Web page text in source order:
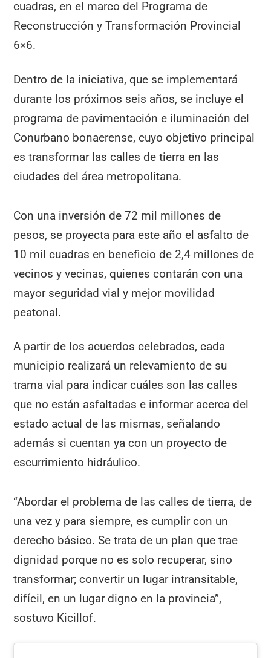
cuadras, en el marco del Programa de
Reconstrucción y Transformación Provincial
6×6.
Dentro de la iniciativa, que se implementará
durante los próximos seis años, se incluye el
programa de pavimentación e iluminación del
Conurbano bonaerense, cuyo objetivo principal
es transformar las calles de tierra en las
ciudades del área metropolitana.
Con una inversión de 72 mil millones de
pesos, se proyecta para este año el asfalto de
10 mil cuadras en beneficio de 2,4 millones de
vecinos y vecinas, quienes contarán con una
mayor seguridad vial y mejor movilidad
peatonal.
A partir de los acuerdos celebrados, cada
municipio realizará un relevamiento de su
trama vial para indicar cuáles son las calles
que no están asfaltadas e informar acerca del
estado actual de las mismas, señalando
además si cuentan ya con un proyecto de
escurrimiento hidráulico.
“Abordar el problema de las calles de tierra, de
una vez y para siempre, es cumplir con un
derecho básico. Se trata de un plan que trae
dignidad porque no es solo recuperar, sino
transformar; convertir un lugar intransitable,
difícil, en un lugar digno en la provincia”,
sostuvo Kicillof.